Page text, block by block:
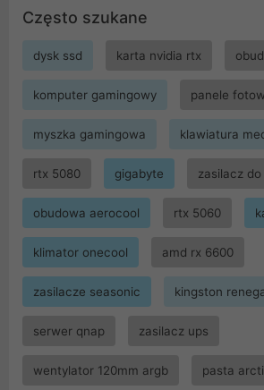
Często szukane
dysk ssd karta nvidia rtx
komputer gamingowy panele
myszka gamingowa klawiatura
rtx 5080 gigabyte zasilacz
obudowa aerocool rtx 5060
klimator onecool amd rx 6600
zasilacze seasonic kingston
serwer qnap zasilacz ups
wentylator 120mm argb pasta